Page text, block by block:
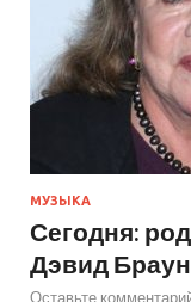
МУЗЫКА
Сегодня:
Дэвид Браун
Оставьте